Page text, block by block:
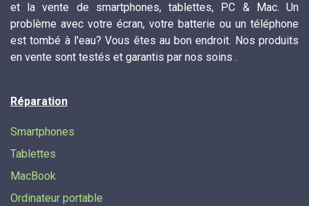
et la vente de smartphones, tablettes, PC & Mac. Un
problème avec votre écran, votre batterie ou un téléphone
est tombé à l'eau? Vous êtes au bon endroit. Nos produits
en vente sont testés et garantis par nos soins .
Réparation
Smartphones
Tablettes
MacBook
Ordinateur portable